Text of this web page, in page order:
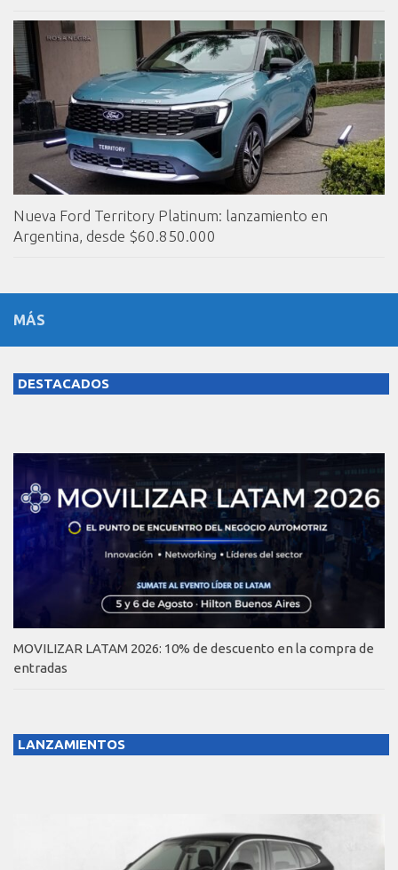
Nueva Ford Territory Platinum: lanzamiento en
Argentina, desde $60.850.000
MÁS
DESTACADOS
MOVILIZAR LATAM 2026: 10% de descuento en la compra de
entradas
LANZAMIENTOS